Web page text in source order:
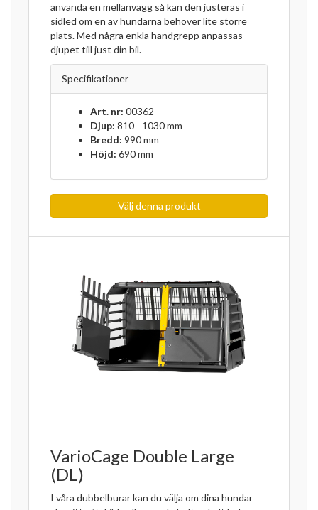
använda en mellanvägg så kan den justeras i
sidled om en av hundarna behöver lite större
plats. Med några enkla handgrepp anpassas
djupet till just din bil.
Specifikationer
Art. nr: 00362
Djup: 810 - 1030 mm
Bredd: 990 mm
Höjd: 690 mm
Välj denna produkt
VarioCage Double Large
(DL)
I våra dubbelburar kan du välja om dina hundar